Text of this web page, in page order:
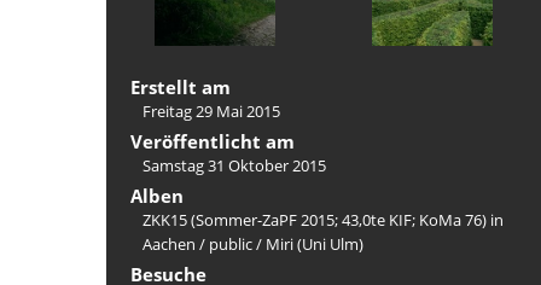
Erstellt am
Freitag 29 Mai 2015
Veröffentlicht am
Samstag 31 Oktober 2015
Alben
ZKK15 (Sommer-ZaPF 2015; 43,0te KIF; KoMa 76) in
Aachen / public/ Miri (Uni Ulm)
Besuche